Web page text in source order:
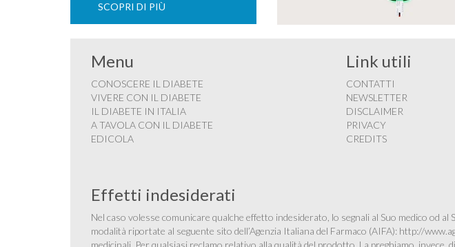
SCOPRI DI PIÙ
Menu
CONOSCERE IL DIABETE
VIVERE CON IL DIABETE
IL DIABETE IN ITALIA
A TAVOLA CON IL DIABETE
EDICOLA
Link utili
CONTATTI
NEWSLETTER
DISCLAIMER
PRIVACY
CREDITS
Effetti indesiderati
Nel caso volesse comunicare qualche effetto indesiderato, lo segnali al Suo medico
modalità riportate al seguente sito dell’Agenzia Italiana del Farmaco (AIFA): http://
medicinali . Per qualsiasi reclamo relativo alla qualità del prodotto, La preghiamo,